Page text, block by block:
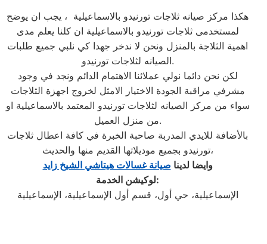
هكذا مركز صيانه ثلاجات تورنيدو بالاسماعيلية ، يجب ان يوضح
لمستخدمى ثلاجات تورنيدو بالاسماعيلية ان كلنا يعلم مدى
اهمية الثلاجة بالمنزل ونحن لا ندخر جهدا كي نلبي جميع طلبات
الصيانه لثلاجات تورنيدو.
لكن نحن دائما نولي عملائنا الاهتمام الدائم ونجد في وجود
مشرفي مراقبة الجودة الاختيار الامثل لخروج اجهزة الثلاجات
سواء من مركز الصيانه لثلاجات تورنيدو المعتمد بالاسماعيلية او
من منزل العميل.
بالأضافة للايدي المدربة صاحبة الخبرة في كافة اعطال ثلاجات
تورنيدو بجميع موديلاتها القديم منها والحديث،
وايضا لدينا صيانة غسالات هيتاشي الشيخ زايد
لوكيشن الخدمة:
الإسماعيلية، حي أول، قسم أول الإسماعيلية، الإسماعيلية